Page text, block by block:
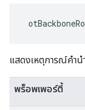
แสดงเหตุการณ์คํานํ
พร็อพเพอร์ตี้